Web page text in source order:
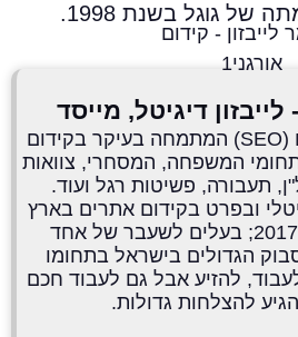
גוגל בשנת 1998.
לייבזון דיגיטל, מייסד
מומחה לקידום אתרים (SEO) המתמחה בעיקר בקידום
המשפחה, המסחרי, צוואות
תעבורה, פשיטות רגל ועוד.
ובפרט בקידום אתרים בארץ
ובחו"ל החל משנת 2017; בעלים לשעבר של אחד
הגדולים בישראל בתחומו
להזיע אבל גם לעבוד חכם
להצלחות גדולות.